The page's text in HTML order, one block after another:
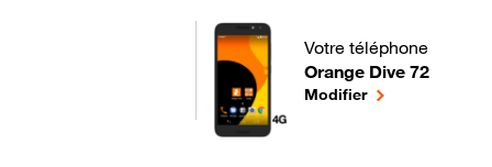
Votre téléphone
Orange Dive 72
pour votre Orange Dive
Modifierle téléphone